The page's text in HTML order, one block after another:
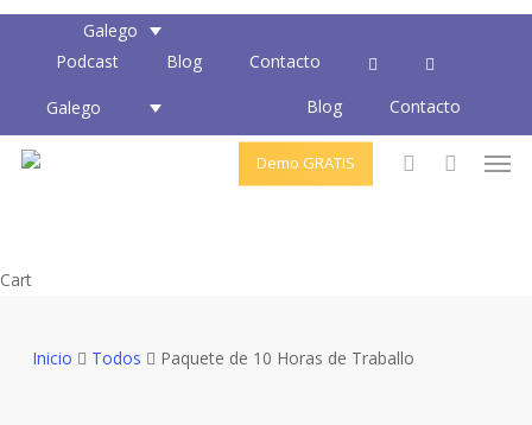
Skip
content
Galego
Podcast
Blog Contacto
Galego Blog Contacto
Demo GRATIS
CartClose
Inicio Todos Paquete de 10 Horas de Traballo